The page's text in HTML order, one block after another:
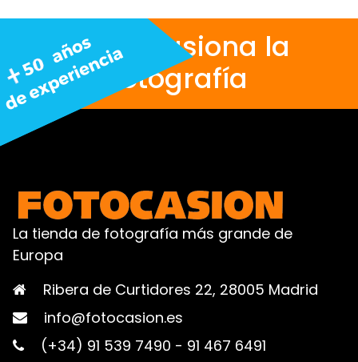
Nos apasiona la
fotografía
La tienda de fotografía más grande de
Europa
Ribera de Curtidores 22, 28005 Madrid
info@fotocasion.es
(+34) 91 539 7490 - 91 467 6491